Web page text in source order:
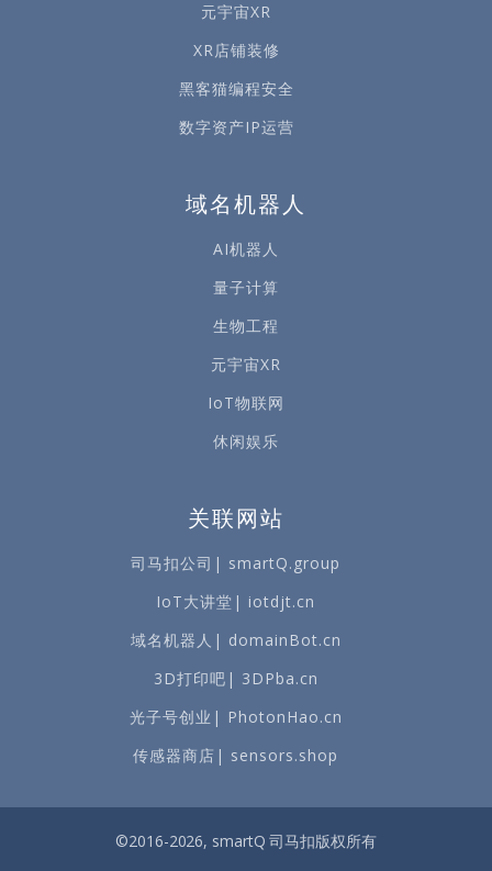
元宇宙XR
XR店铺装修
黑客猫编程安全
数字资产IP运营
域名机器人
AI机器人
量子计算
生物工程
元宇宙XR
IoT物联网
休闲娱乐
关联网站
司马扣公司| smartQ.group
IoT大讲堂| iotdjt.cn
域名机器人| domainBot.cn
3D打印吧| 3DPba.cn
光子号创业| PhotonHao.cn
传感器商店| sensors.shop
©2016-2026, smartQ 司马扣版权所有